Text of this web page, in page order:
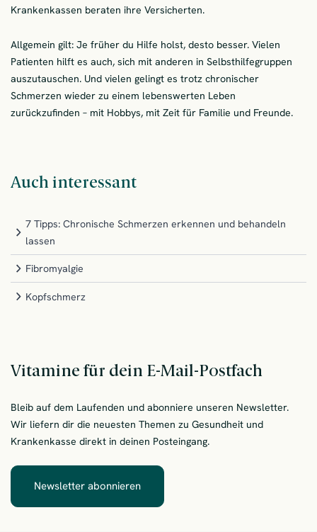
Krankenkassen beraten ihre Versicherten.
Allgemein gilt: Je früher du Hilfe holst, desto besser. Vielen
Patienten hilft es auch, sich mit anderen in Selbsthilfegruppen
auszutauschen. Und vielen gelingt es trotz chronischer
Schmerzen wieder zu einem lebenswerten Leben
zurückzufinden – mit Hobbys, mit Zeit für Familie und Freunde.
Auch interessant
7 Tipps: Chronische Schmerzen erkennen und behandeln
lassen
Fibromyalgie
Kopfschmerz
Vitamine für dein E-Mail-Postfach
Bleib auf dem Laufenden und abonniere unseren Newsletter.
Wir liefern dir die neuesten Themen zu Gesundheit und
Krankenkasse direkt in deinen Posteingang.
Newsletter abonnieren